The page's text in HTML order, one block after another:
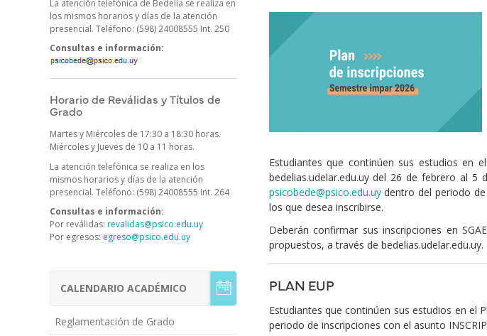
La atención telefónica de Bedelía se realiza en
los mismos horarios y días de la atención
presencial. Teléfono: (598) 24008555 Int. 250
Consultas e información:
Horario de Reválidas y Títulos de
Grado
Martes y Miércoles de 17:30 a 18:30 horas.
Miércoles y Jueves de 10 a 11 horas.
La atención telefónica se realiza en los
mismos horarios y días de la atención
presencial. Teléfono: (598) 24008555 Int. 264
Consultas e información:
Por reválidas: revalidas@psico.edu.uy
Por egresos: egreso@psico.edu.uy
Menú
Estudiantes
de
Grado
CALENDARIO ACADÉMICO
Reglamentación de Grado
Imagen/Afiche
Estudiantes que continúen sus estudios en
bedelias.udelar.edu.uy del 26 de febrero al
psicobede@psico.edu.uydentro del periodo de
los que desea inscribirse.
Deberán confirmar sus inscripciones en
propuestos, a través de bedelias.udelar.edu.uy.
PLAN EUP
Estudiantes que continúen sus estudios en el
periodo de inscripciones con el asunto